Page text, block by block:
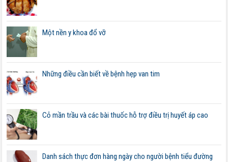
Một nền y khoa đổ vỡ
Những điều cần biết về bệnh hẹp van tim
Cỏ mần trầu và các bài thuốc hỗ trợ điều trị huyết áp cao
Danh sách thực đơn hàng ngày cho người bệnh tiểu đường